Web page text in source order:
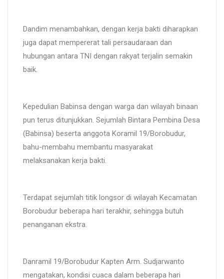
Dandim menambahkan, dengan kerja bakti diharapkan
juga dapat mempererat tali persaudaraan dan
hubungan antara TNI dengan rakyat terjalin semakin
baik.
Kepedulian Babinsa dengan warga dan wilayah binaan
pun terus ditunjukkan. Sejumlah Bintara Pembina Desa
(Babinsa) beserta anggota Koramil 19/Borobudur,
bahu-membahu membantu masyarakat
melaksanakan kerja bakti.
Terdapat sejumlah titik longsor di wilayah Kecamatan
Borobudur beberapa hari terakhir, sehingga butuh
penanganan ekstra.
Danramil 19/Borobudur Kapten Arm. Sudjarwanto
mengatakan, kondisi cuaca dalam beberapa hari